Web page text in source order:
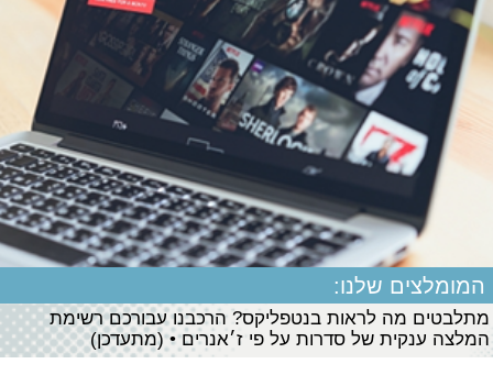
המומלצים שלנו:
מתלבטים מה לראות בנטפליקס? הרכבנו עבורכם רשימת
המלצה ענקית של סדרות על פי ז׳אנרים • (מתעדכן)